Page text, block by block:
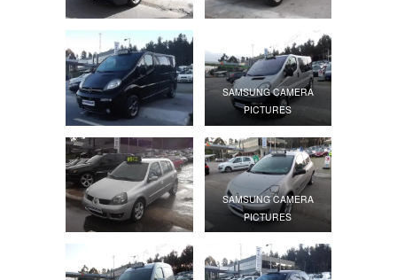
SAMSUNG CAMERA
PICTURES
SAMSUNG CAMERA
PICTURES